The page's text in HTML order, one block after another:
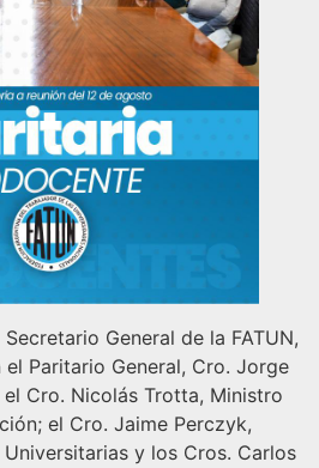
General de la FATUN,
Paritario General, Cro. Jorge
Cro. Nicolás Trotta, Ministro
el Cro. Jaime Perczyk,
y los Cros. Carlos